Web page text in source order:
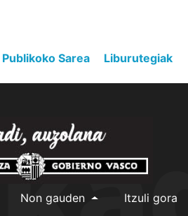
Sarea
Liburutegiak
Non gauden Itzuli gora